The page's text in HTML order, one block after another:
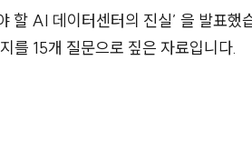
할 AI 데이터센터의 진실’ 을 발표
를 15개 질문으로 짚은 자료입니다.